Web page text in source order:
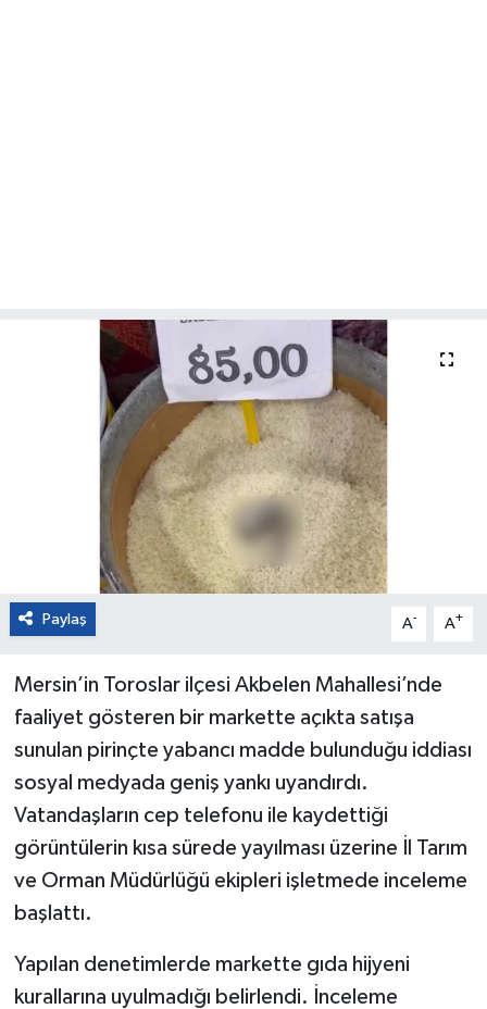
Paylaş A- A+
Mersin’in Toroslar ilçesi Akbelen Mahallesi’nde
faaliyet gösteren bir markette açıkta satışa
sunulan pirinçte yabancı madde bulunduğu iddiası
sosyal medyada geniş yankı uyandırdı.
Vatandaşların cep telefonu ile kaydettiği
görüntülerin kısa sürede yayılması üzerine İl Tarım
ve Orman Müdürlüğü ekipleri işletmede inceleme
başlattı.
Yapılan denetimlerde markette gıda hijyeni
kurallarına uyulmadığı belirlendi. İnceleme